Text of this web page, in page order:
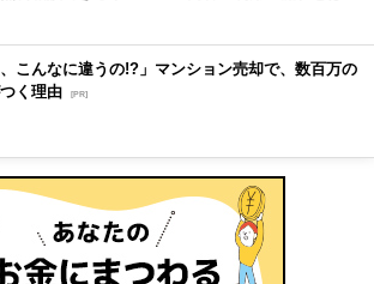
、こんなに違うの!?」マンション売却で、数百万の
く理由 [PR]